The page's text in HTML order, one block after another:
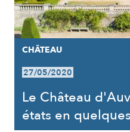
CHÂTEAU
27/05/2020
Le Château
états en